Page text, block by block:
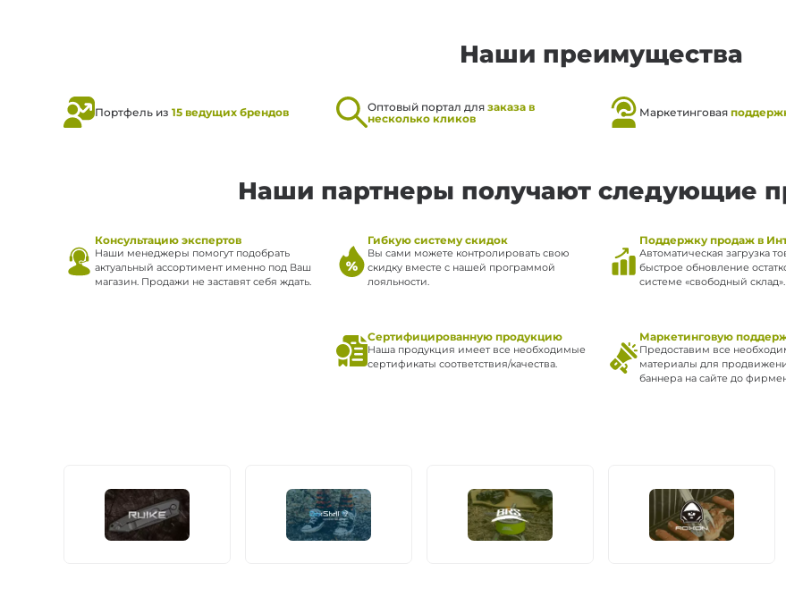
Наши преимущества
Портфель из15 ведущих брендов Оптовый портал для заказа в
несколько кликов
Маркетинговая
Наши партнеры получают следующие
Консультацию экспертов
Наши менеджеры помогут подобрать
актуальный ассортимент именно под Ваш
магазин. Продажи не заставят себя ждать.
Гибкую систему скидок
Вы сами можете контролировать свою
скидку вместе с нашей программой
лояльности.
Поддержку продаж в
Автоматическая загрузка
быстрое обновление
системе «свободный склад».
Сертифицированную продукцию
Наша продукция имеет все необходимые
сертификаты соответствия/качества.
Маркетинговую
Предоставим все
материалы для
баннера на сайте до